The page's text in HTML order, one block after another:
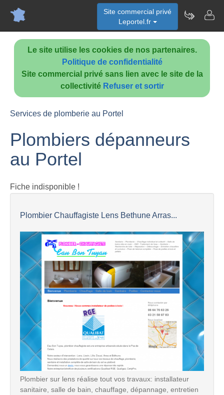
Le site utilise les cookies de nos partenaires.
Politique de confidentialité
Site commercial privé sans lien avec le site de la
collectivité Refuser et sortir
Site commercial privé
Leportel.fr
Services de plomberie au Portel
Plombiers dépanneurs
au Portel
Fiche indisponible !
Plombier Chauffagiste Lens Bethune Arras...
Plombier sur lens réalise tout vos travaux: installateur
sanitaire, salle de bain, chauffage, dépannage, entretien